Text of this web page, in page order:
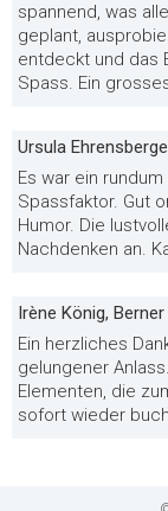
spannend, was
geplant,
entdeckt und das
Spass. Ein
Ursula
Es war ein
Spassfaktor. Gut
Humor. Die
Nachdenken an.
Irène König,
Ein herzliches
gelungener
Elementen, die
sofort wieder